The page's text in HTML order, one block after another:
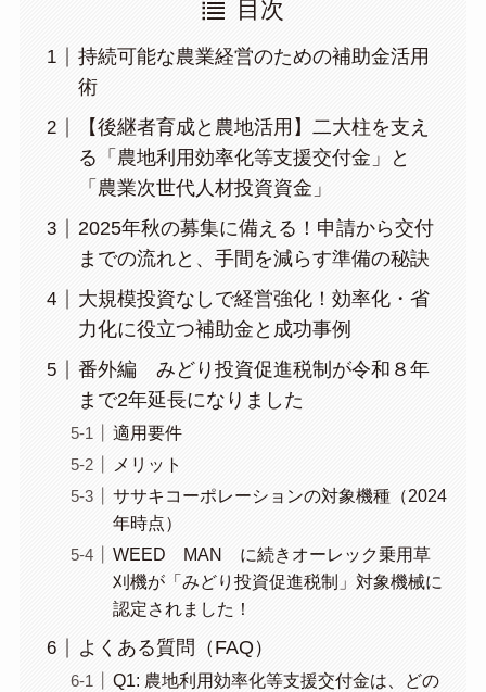
目次
持続可能な農業経営のための補助金活用
術
【後継者育成と農地活用】二大柱を支え
る「農地利用効率化等支援交付金」と
「農業次世代人材投資資金」
2025年秋の募集に備える！申請から交付
までの流れと、手間を減らす準備の秘訣
大規模投資なしで経営強化！効率化・省
力化に役立つ補助金と成功事例
番外編 みどり投資促進税制が令和８年
まで2年延長になりました
適用要件
メリット
ササキコーポレーションの対象機種（2024
年時点）
WEED MAN に続きオーレック乗用草
刈機が「みどり投資促進税制」対象機械に
認定されました！
よくある質問（FAQ）
Q1: 農地利用効率化等支援交付金は、どの